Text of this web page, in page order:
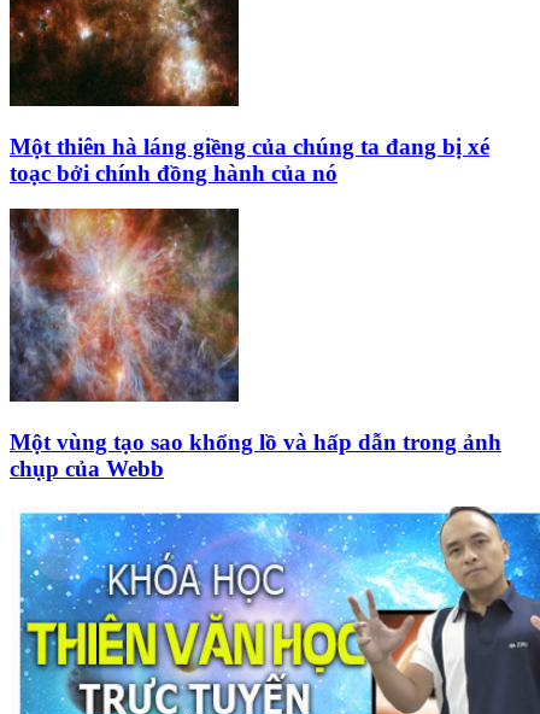
Một thiên hà láng giềng của chúng ta đang bị xé
toạc bởi chính đồng hành của nó
Một vùng tạo sao khổng lồ và hấp dẫn trong ảnh
chụp của Webb